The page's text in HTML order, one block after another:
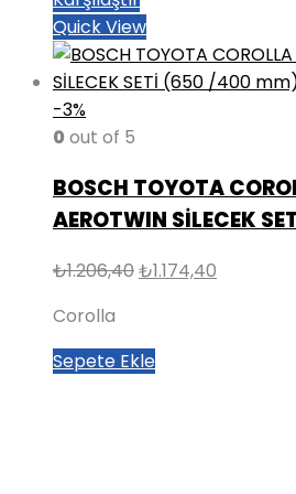
Quick View
-3%
0 out of 5
BOSCH TOYOTA
AEROTWIN SİLECEK
₺1.206,40Orijinal
₺1.174,40
Corolla
Sepete Ekle